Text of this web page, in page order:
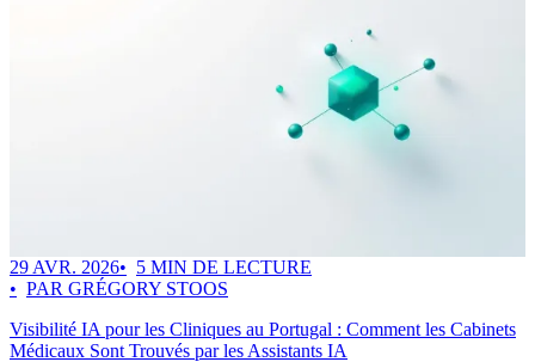
29 AVR. 2026
5 MIN DE LECTURE
PAR GRÉGORY STOOS
Visibilité IA pour les Cliniques au Portugal : Comment les Cabinets
Médicaux Sont Trouvés par les Assistants IA